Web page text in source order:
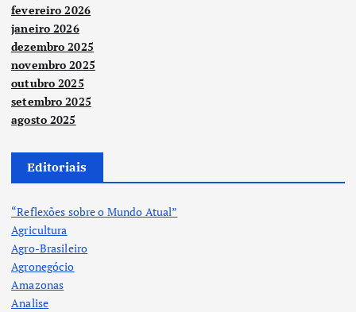
fevereiro 2026
janeiro 2026
dezembro 2025
novembro 2025
outubro 2025
setembro 2025
agosto 2025
Editoriais
“Reflexões sobre o Mundo Atual”
Agricultura
Agro-Brasileiro
Agronegócio
Amazonas
Analise